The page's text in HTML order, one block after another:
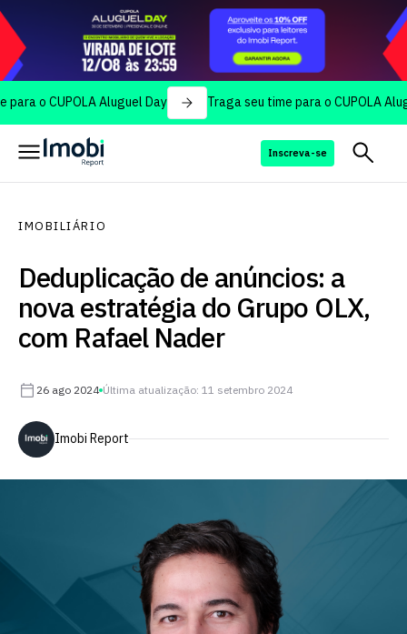
Aluguel Day Traga seu time para o CUPOLA Aluguel Day
Inscreva-se
IMOBILIÁRIO
Deduplicação de anúncios: a
nova estratégia do Grupo OLX,
com Rafael Nader
26 ago 2024 Última atualização: 11 setembro 2024
Imobi Report